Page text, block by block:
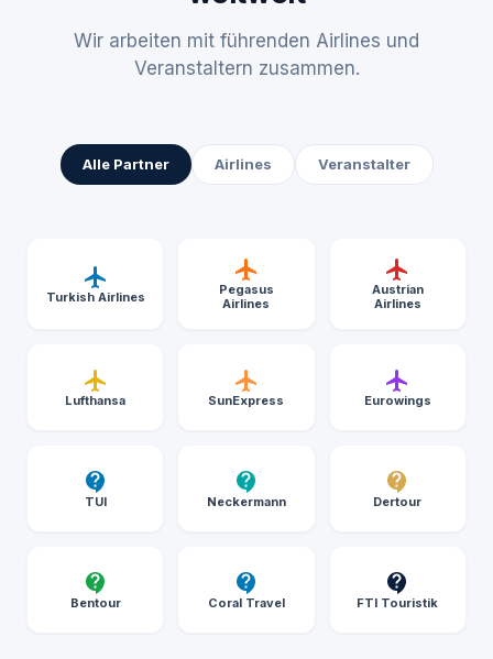
Wir arbeiten mit führenden Airlines und
Veranstaltern zusammen.
Alle Partner Airlines Veranstalter
Turkish Airlines
Pegasus
Airlines
Austrian
Airlines
Lufthansa SunExpress Eurowings
TUI Neckermann Dertour
Bentour Coral Travel FTI Touristik